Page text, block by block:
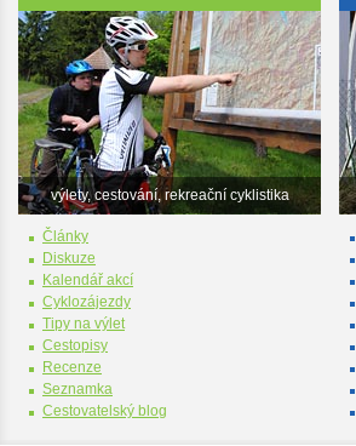
výlety, cestování, rekreační cyklistika
Články
Diskuze
Kalendář akcí
Cyklozájezdy
Tipy na výlet
Cestopisy
Recenze
Seznamka
Cestovatelský blog